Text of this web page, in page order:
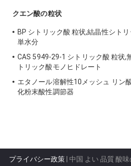
クエン酸の粒状
BP シトリック酸 粒状,結晶性シトリ
単水分
CAS 5949-29-1 シトリック酸 粒状,
トリック酸モノヒドレート
エタノール溶解性10メッシュ リン
化粉末酸性調節器
プライバシー政策| 中国 よい 品質 酸